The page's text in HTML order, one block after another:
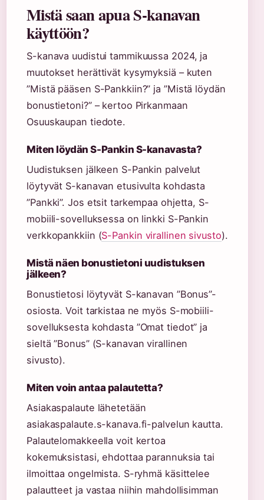
Mistä saan apua S-kanavan
käyttöön?
S-kanava uudistui tammikuussa 2024, ja
muutokset herättivät kysymyksiä – kuten
”Mistä pääsen S-Pankkiin?” ja ”Mistä löydän
bonustietoni?” – kertoo Pirkanmaan
Osuuskaupan tiedote.
Miten löydän S-Pankin S-kanavasta?
Uudistuksen jälkeen S-Pankin palvelut
löytyvät S-kanavan etusivulta kohdasta
”Pankki”. Jos etsit tarkempaa ohjetta, S-
mobiili-sovelluksessa on linkki S-Pankin
verkkopankkiin (S-Pankin virallinen sivusto).
Mistä näen bonustietoni uudistuksen
jälkeen?
Bonustietosi löytyvät S-kanavan ”Bonus”-
osiosta. Voit tarkistaa ne myös S-mobiili-
sovelluksesta kohdasta ”Omat tiedot” ja
sieltä ”Bonus” (S-kanavan virallinen
sivusto).
Miten voin antaa palautetta?
Asiakaspalaute lähetetään
asiakaspalaute.s-kanava.fi-palvelun kautta.
Palautelomakkeella voit kertoa
kokemuksistasi, ehdottaa parannuksia tai
ilmoittaa ongelmista. S-ryhmä käsittelee
palautteet ja vastaa niihin mahdollisimman